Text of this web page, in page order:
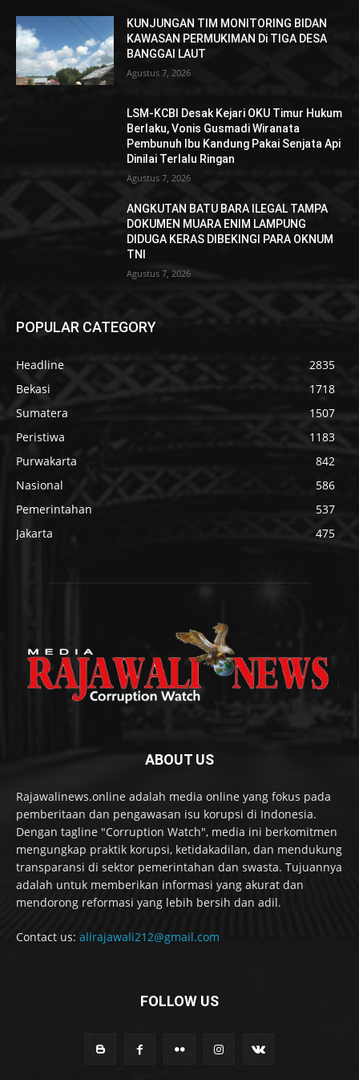
KUNJUNGAN TIM MONITORING BIDAN
KAWASAN PERMUKIMAN Di TIGA DESA
BANGGAI LAUT
Agustus 7, 2026
LSM-KCBI Desak Kejari OKU Timur Hukum
Berlaku, Vonis Gusmadi Wiranata
Pembunuh Ibu Kandung Pakai Senjata Api
Dinilai Terlalu Ringan
Agustus 7, 2026
ANGKUTAN BATU BARA ILEGAL TAMPA
DOKUMEN MUARA ENIM LAMPUNG
DIDUGA KERAS DIBEKINGI PARA OKNUM
TNI
Agustus 7, 2026
POPULAR CATEGORY
Headline
2835
Bekasi
1718
Sumatera
1507
Peristiwa
1183
Purwakarta
842
Nasional
586
Pemerintahan
537
Jakarta
475
ABOUT US
Rajawalinews.online adalah media online yang fokus pada
pemberitaan dan pengawasan isu korupsi di Indonesia.
Dengan tagline "Corruption Watch", media ini berkomitmen
mengungkap praktik korupsi, ketidakadilan, dan mendukung
transparansi di sektor pemerintahan dan swasta. Tujuannya
adalah untuk memberikan informasi yang akurat dan
mendorong reformasi yang lebih bersih dan adil.
Contact us: alirajawali212@gmail.com
FOLLOW US